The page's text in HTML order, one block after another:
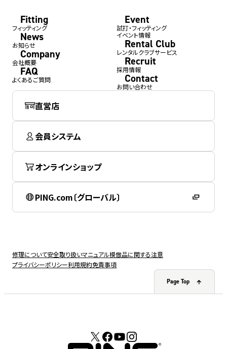
Fitting
フィッティング
News
お知らせ
Company
会社概要
FAQ
よくあるご質問
Event
試打・フィッティング
イベント情報
Rental Club
レンタルクラブサービス
Recruit
採用情報
Contact
お問い合わせ
直営店
会員システム
オンラインショップ
PING.com〔グローバル〕
修理について安全取り扱いマニュアル模倣品に関する注意
プライバシーポリシー利用規約免責事項
Page Top